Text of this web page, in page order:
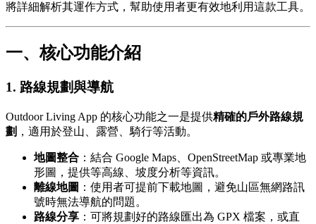
將詳細解析其運作方式，幫助使用者更有效地利用這款工具。
一、核心功能介紹
1. 路線規劃與導航
Outdoor Living App 的核心功能之一是提供精確的戶外路線規
劃 ，適用於登山、露營、騎行等活動。
地圖整合 ：結合 Google Maps、OpenStreetMap 或專業地
形圖，提供等高線、坡度分析等資訊。
離線地圖 ：使用者可提前下載地圖，避免山區無網路訊
號時無法導航的問題。
路線分享 ：可將規劃好的路線匯出為 GPX 檔案，或直